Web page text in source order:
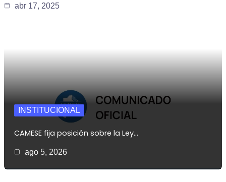
abr 17, 2025
INSTITUCIONAL
CAMESE fija posición sobre la Ley…
ago 5, 2026